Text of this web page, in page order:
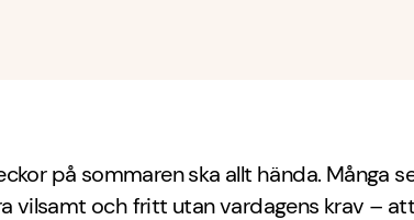
på sommaren ska allt hända. Många
vilsamt och fritt utan vardagens krav –